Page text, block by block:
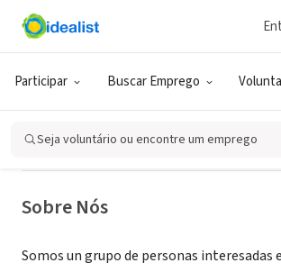
Participar Buscar Emprego
Seja voluntário ou encontre um emprego
ONG (SETOR SOCIAL)
Circulo Esceptico
Buenos Aires
Buenos Aires, B, Argentina|
Sobre Nós
Somos un grupo de personas interesadas